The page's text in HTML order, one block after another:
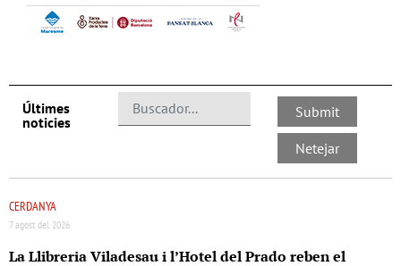
Últimes
noticies
CERDANYA
7 agost del 2026
La Llibreria Viladesau i l’Hotel del Prado reben el